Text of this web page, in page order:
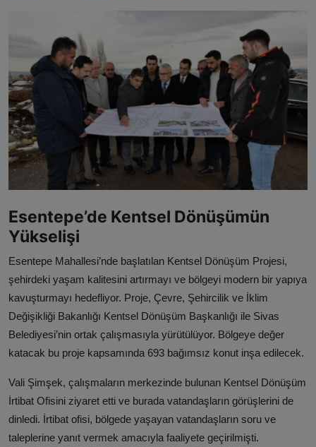
BELEDİYELER
Esentepe’de Kentsel Dönüşümün
Yükselişi
Esentepe Mahallesi’nde başlatılan Kentsel Dönüşüm Projesi,
şehirdeki yaşam kalitesini artırmayı ve bölgeyi modern bir yapıya
kavuşturmayı hedefliyor. Proje, Çevre, Şehircilik ve İklim
Değişikliği Bakanlığı Kentsel Dönüşüm Başkanlığı ile Sivas
Belediyesi’nin ortak çalışmasıyla yürütülüyor. Bölgeye değer
katacak bu proje kapsamında 693 bağımsız konut inşa edilecek.
Vali Şimşek, çalışmaların merkezinde bulunan Kentsel Dönüşüm
İrtibat Ofisini ziyaret etti ve burada vatandaşların görüşlerini de
dinledi. İrtibat ofisi, bölgede yaşayan vatandaşların soru ve
taleplerine yanıt vermek amacıyla faaliyete geçirilmişti.